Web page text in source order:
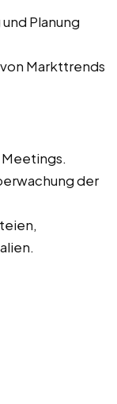
Planung
Markttrends
der